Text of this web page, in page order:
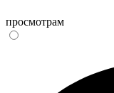
просмотрам